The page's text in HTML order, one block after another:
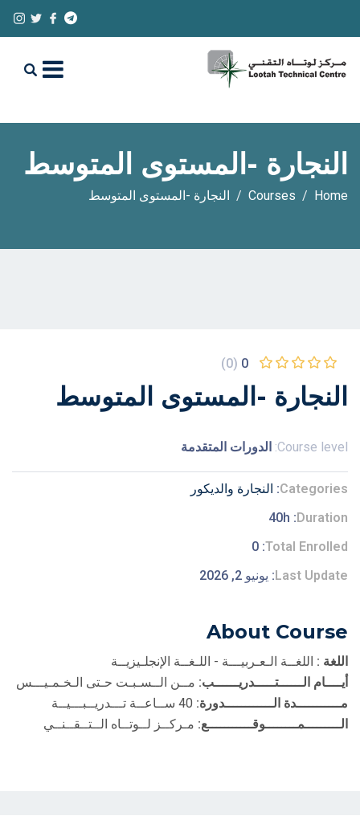
النجارة -المستوى المتوسط
Home
Courses النجارة -المستوى المتوسط
0
(0)
النجارة -المستوى المتوسط
Course level: الدورات المتقدمة
Categories النجارة والديكور
Duration
Total Enrolled
Last Update يونيو 2, 2026
About Course
اللغة : اللغــة الـعـربيـــة - اللـغــة الإنجلـيزيــة
أيــــام الــــــتـــــدريــــــب: مــن الــسـبـت حـتى الـخـمـيـــس
مـــــــــــدة الــــــــــــدورة:
الـــــــــمــــــــوقـــــــــــع: مـركــز لــوتــاه الــتــقــنــي